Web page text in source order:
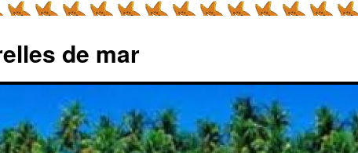
de mar